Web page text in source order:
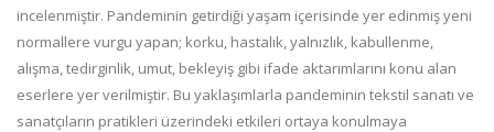
incelenmiştir. Pandeminin getirdiği yaşam içerisinde yer edinmiş yeni
normallere vurgu yapan; korku, hastalık, yalnızlık, kabullenme,
alışma, tedirginlik, umut, bekleyiş gibi ifade aktarımlarını konu alan
eserlere yer verilmiştir. Bu yaklaşımlarla pandeminin tekstil sanatı ve
sanatçıların pratikleri üzerindeki etkileri ortaya konulmaya